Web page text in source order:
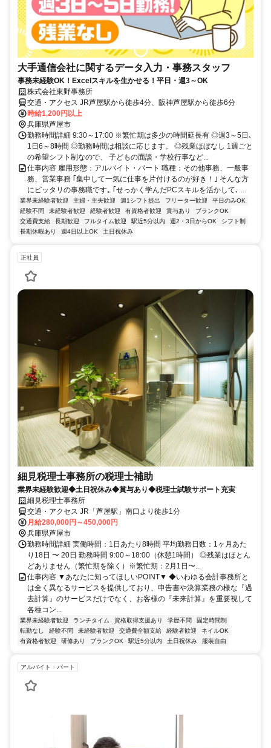
大手通信会社に関するデータ入力・事務スタッフ
事務未経験OK！Excelスキルを生かせる！平日・週3～OK
株式会社東野事務所
交通・アクセス JR芦屋駅から徒歩4分、阪神芦屋駅から徒歩6分
時給1,200円以上
兵庫県芦屋市
勤務時間詳細 9:30～17:00 ※繁忙期は多少の時間延長有 ◎週3～5日､
1日6～8時間 ◎勤務時間は相談に応じます。 ◎残業ほぼなし 1週ごと
の希望シフト制なので、 子どもの面談・学校行事など...
仕事内容 雇用形態：アルバイト・パート 職種：その他事務、一般事
務、営業事務 ｢集中して一気に仕事を片付けるのが好き！｣ そんな方
にピッタリの事務職です｡ ｢せっかく学んだPCスキルを活かして､ ...
業界未経験者歓迎 主婦・主夫歓迎 週1シフト提出 フリーター歓迎
平日のみOK
経験不問
未経験者歓迎 経験者歓迎 有資格者歓迎 賞与あり
ブランクOK
交通費支給
長期歓迎 フルタイム歓迎 駅近5分以内 週2・3日からOK
シフト制
長期休暇あり
週4日以上OK 土日祝休み
正社員
細見税理士事務所の税理士補助
業界未経験歓迎◆土日祝休み◆賞与あり◆税理士試験サポート充実
細見税理士事務所
交通・アクセス JR「芦屋駅」南口より徒歩1分
月給280,000円～450,000円
兵庫県芦屋市
勤務時間詳細 実働時間：1日あたり8時間 平均勤務日数：1ヶ月あた
り18日 〜 20日 勤務時間 9:00～18:00（休憩1時間） ◎残業はほとん
どありません（繁忙期を除く）※繁忙期：2月1日〜...
仕事内容 ▼あなたに知ってほしいPOINT▼ ◆いわゆる会計事務所と
は全く異なるサービスを提供しており、申告書や決算業務の様な『過
去計算』のサービスだけでなく、お客様の『未来計算』を重要視して
各種コン...
業界未経験者歓迎 ランチタイム 資格取得支援あり 学歴不問
固定時間制
転勤なし
経験不問 未経験者歓迎 交通費全額支給 経験者歓迎
ネイルOK
有資格者歓迎
研修あり ブランクOK 駅近5分以内 土日祝休み 服装自由
アルバイト・パート